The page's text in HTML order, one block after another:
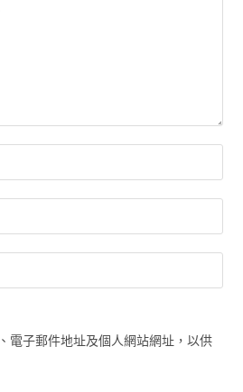
電子郵件地址及個人網站網址，以供